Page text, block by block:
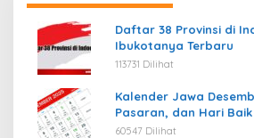
Daftar 38 Provinsi di
Ibukotanya Terbaru
113731 Dilihat
Kalender Jawa
Pasaran, dan Hari Baik
60547 Dilihat